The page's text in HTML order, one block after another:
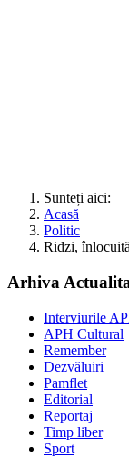
Sunteți aici:
Acasă
Politic
Ridzi,
Arhiva
Interviurile
APH Cultural
Remember
Dezvăluiri
Pamflet
Editorial
Reportaj
Timp liber
Sport